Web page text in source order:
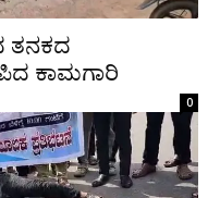
ತನಕದ
ಕಾಮಗಾರಿ
0